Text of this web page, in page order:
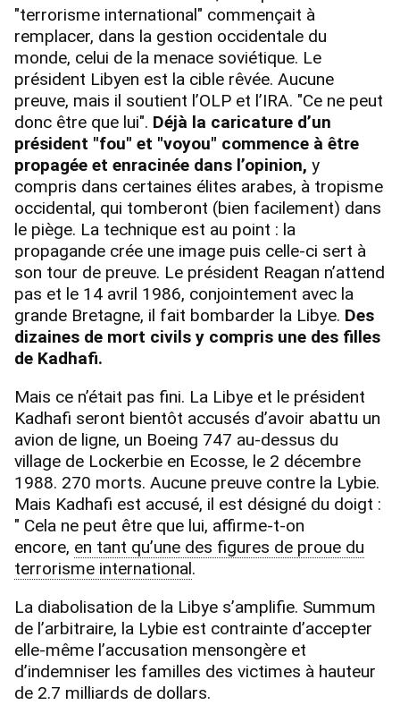
"terrorisme international" commençait à
remplacer, dans la gestion occidentale du
monde, celui de la menace soviétique. Le
président Libyen est la cible rêvée. Aucune
preuve, mais il soutient l’OLP et l’IRA. "Ce ne peut
donc être que lui". Déjà la caricature d’un
président "fou" et "voyou" commence à être
propagée et enracinée dans l’opinion, y
compris dans certaines élites arabes, à tropisme
occidental, qui tomberont (bien facilement) dans
le piège. La technique est au point : la
propagande crée une image puis celle-ci sert à
son tour de preuve. Le président Reagan n’attend
pas et le 14 avril 1986, conjointement avec la
grande Bretagne, il fait bombarder la Libye. Des
dizaines de mort civils y compris une des filles
de Kadhafi.
Mais ce n’était pas fini. La Libye et le président
Kadhafi seront bientôt accusés d’avoir abattu un
avion de ligne, un Boeing 747 au-dessus du
village de Lockerbie en Ecosse, le 2 décembre
1988. 270 morts. Aucune preuve contre la Lybie.
Mais Kadhafi est accusé, il est désigné du doigt :
" Cela ne peut être que lui, affirme-t-on
encore, en tant qu’une des figures de proue du
terrorisme international.
La diabolisation de la Libye s’amplifie. Summum
de l’arbitraire, la Lybie est contrainte d’accepter
elle-même l’accusation mensongère et
d’indemniser les familles des victimes à hauteur
de 2.7 milliards de dollars.